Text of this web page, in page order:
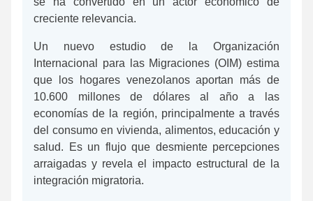
creciente relevancia.
Un nuevo estudio de la Organización
Internacional para las Migraciones (OIM) estima
que los hogares venezolanos aportan más de
10.600 millones de dólares al año a las
economías de la región, principalmente a través
del consumo en vivienda, alimentos, educación y
salud. Es un flujo que desmiente percepciones
arraigadas y revela el impacto estructural de la
integración migratoria.